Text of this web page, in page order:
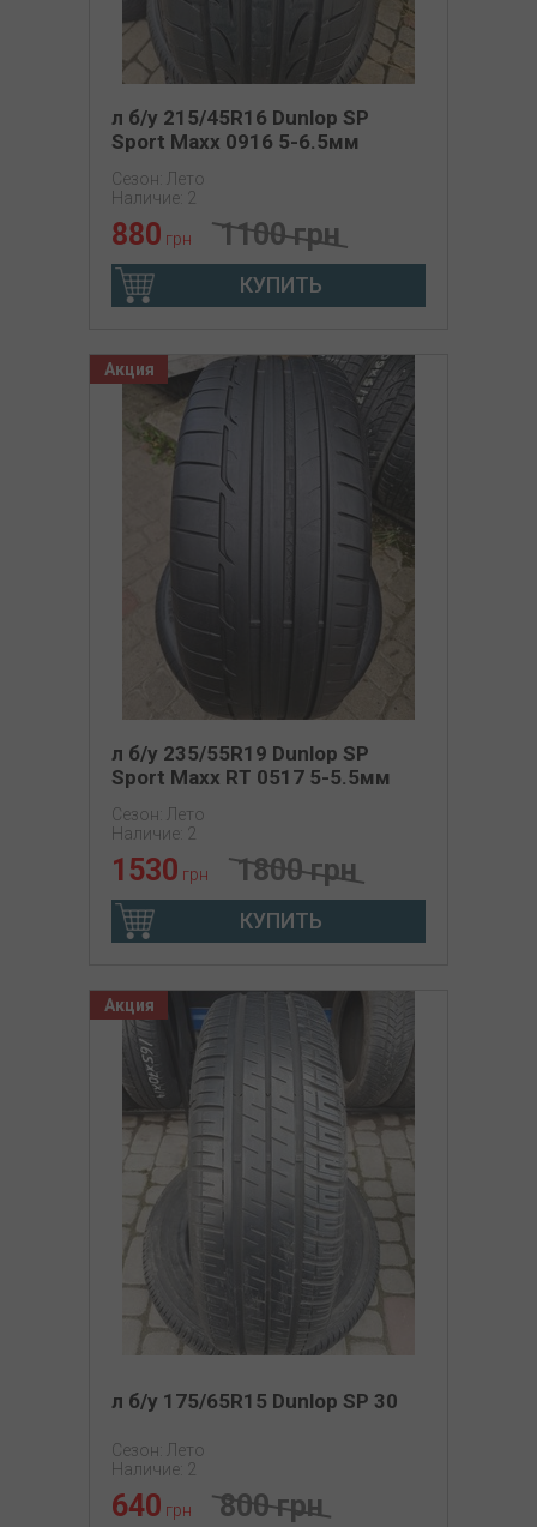
л б/у 215/45R16 Dunlop SP
Sport Maxx 0916 5-6.5мм
Сезон: Лето
Наличие: 2
880 грн 1100 грн
КУПИТЬ
Акция
л б/у 235/55R19 Dunlop SP
Sport Maxx RT 0517 5-5.5мм
Сезон: Лето
Наличие: 2
1530 грн 1800 грн
КУПИТЬ
Акция
л б/у 175/65R15 Dunlop SP 30
Сезон: Лето
Наличие: 2
640 грн 800 грн